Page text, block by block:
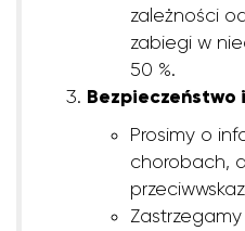
zależności
zabiegi w
50 %.
Bezpieczeństwo
Prosimy o
chorobach,